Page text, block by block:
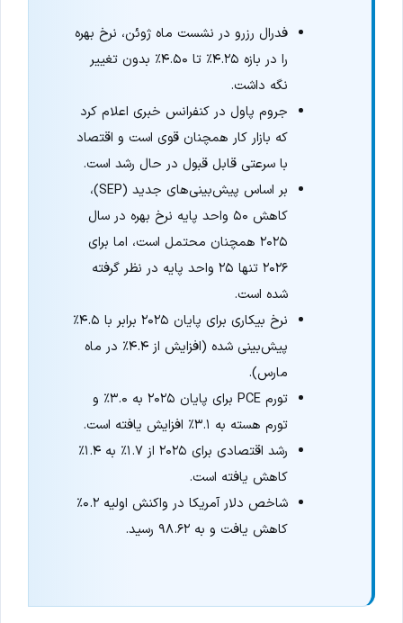
فدرال رزرو در نشست ماه ژوئن، نرخ بهره
را در بازه ۴.۲۵٪ تا ۴.۵۰٪ بدون تغییر
نگه داشت.
جروم پاول در کنفرانس خبری اعلام کرد
که بازار کار همچنان قوی است و اقتصاد
با سرعتی قابل قبول در حال رشد است.
بر اساس پیش‌بینی‌های جدید (SEP)،
کاهش ۵۰ واحد پایه نرخ بهره در سال
۲۰۲۵ همچنان محتمل است، اما برای
۲۰۲۶ تنها ۲۵ واحد پایه در نظر گرفته
شده است.
نرخ بیکاری برای پایان ۲۰۲۵ برابر با ۴.۵٪
پیش‌بینی شده (افزایش از ۴.۴٪ در ماه
مارس).
تورم PCE برای پایان ۲۰۲۵ به ۳.۰٪ و
تورم هسته به ۳.۱٪ افزایش یافته است.
رشد اقتصادی برای ۲۰۲۵ از ۱.۷٪ به ۱.۴٪
کاهش یافته است.
شاخص دلار آمریکا در واکنش اولیه ۰.۲٪
کاهش یافت و به ۹۸.۶۲ رسید.